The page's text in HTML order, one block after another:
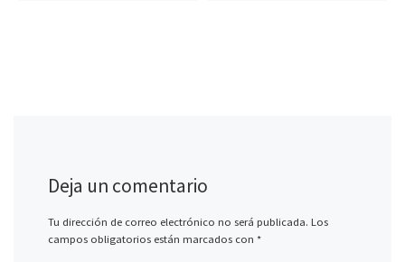
Deja un comentario
Tu dirección de correo electrónico no será publicada. Los
campos obligatorios están marcados con *